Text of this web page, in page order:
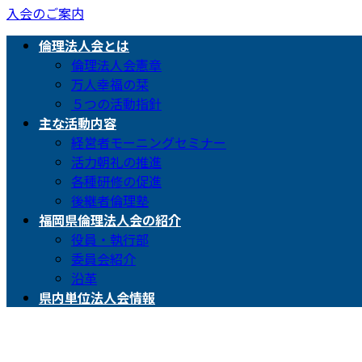
入会のご案内
倫理法人会とは
倫理法人会憲章
万人幸福の栞
５つの活動指針
主な活動内容
経営者モーニングセミナー
活力朝礼の推進
各種研修の促進
後継者倫理塾
福岡県倫理法人会の紹介
役員・執行部
委員会紹介
沿革
県内単位法人会情報